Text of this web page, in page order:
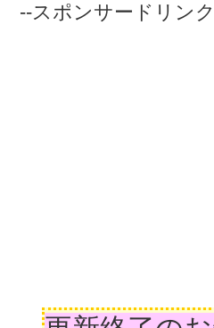
--スポンサードリン